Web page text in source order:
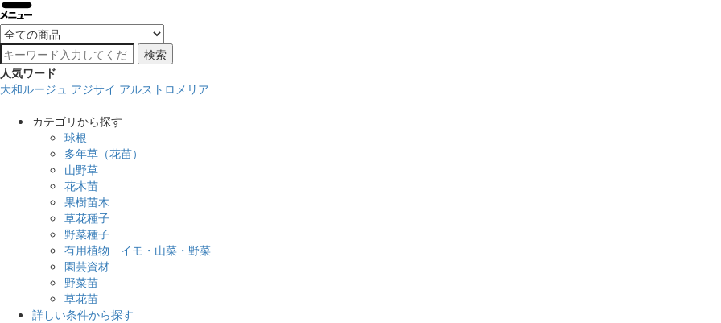
検索
人気ワード
大和ルージュ アジサイ アルストロメリア
カテゴリから探す
球根
多年草（花苗）
山野草
花木苗
果樹苗木
草花種子
野菜種子
有用植物 イモ・山菜・野菜
園芸資材
野菜苗
草花苗
詳しい条件から探す